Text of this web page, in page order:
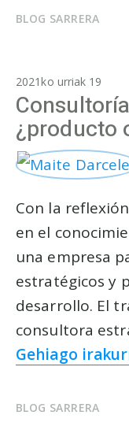
BLOG SARRERA
2021ko urriak 19
¿producto
Con la
en el
una empresa
estratégicos y
desarrollo. El
consultora
Gehiago
BLOG SARRERA